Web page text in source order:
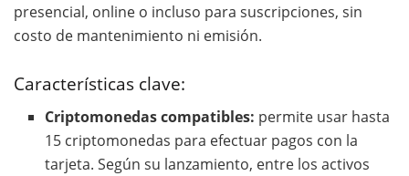
presencial, online o incluso para suscripciones, sin
costo de mantenimiento ni emisión.
Características clave:
Criptomonedas compatibles: permite usar hasta
15 criptomonedas para efectuar pagos con la
tarjeta. Según su lanzamiento, entre los activos